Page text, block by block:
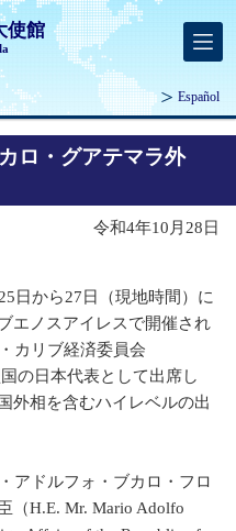
使館
Español
ロ・グアテマラ外
令和4年10月28日
日から27日（現地時間）に
エノスアイレスで開催され
カリブ経済委員会
の日本代表として出席し
外相を含むハイレベルの出
アドルフォ・ブカロ・フロ
（H.E. Mr. Mario Adolfo